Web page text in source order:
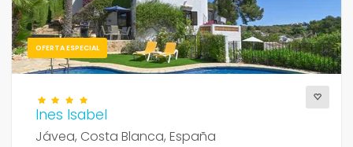
OFERTA ESPECIAL
Ines Isabel
Jávea, Costa Blanca, España